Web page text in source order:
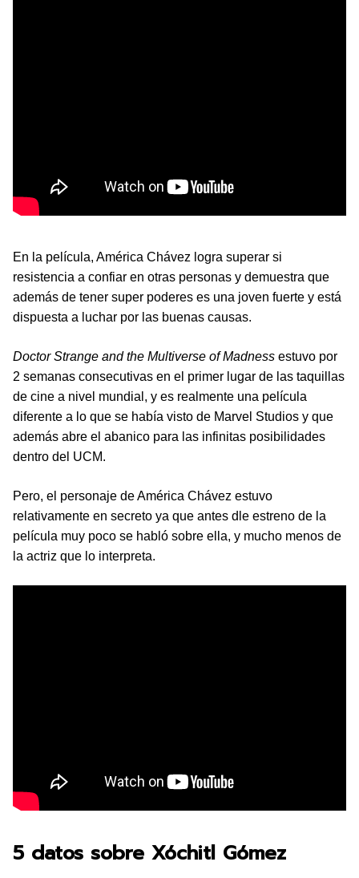
En la película, América Chávez logra superar si
resistencia a confiar en otras personas y demuestra que
además de tener super poderes es una joven fuerte y está
dispuesta a luchar por las buenas causas.
Doctor Strange and the Multiverse of Madness estuvo por
2 semanas consecutivas en el primer lugar de las taquillas
de cine a nivel mundial, y es realmente una película
diferente a lo que se había visto de Marvel Studios y que
además abre el abanico para las infinitas posibilidades
dentro del UCM.
Pero, el personaje de América Chávez estuvo
relativamente en secreto ya que antes dle estreno de la
película muy poco se habló sobre ella, y mucho menos de
la actriz que lo interpreta.
5 datos sobre Xóchitl Gómez